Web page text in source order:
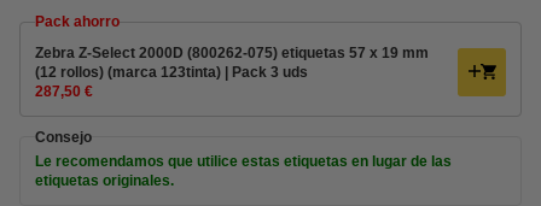
Pack ahorro
Zebra Z-Select 2000D (800262-075) etiquetas 57 x 19 mm
(12 rollos) (marca 123tinta) | Pack 3 uds
287,50 €
Consejo
Le recomendamos que utilice estas etiquetas en lugar de las
etiquetas originales.